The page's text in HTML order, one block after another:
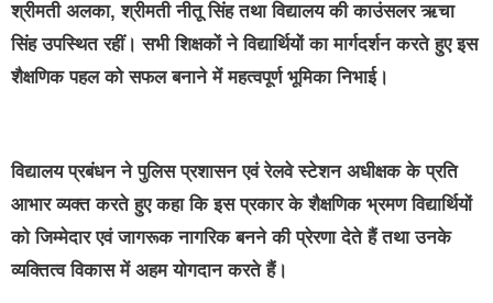
श्रीमती अलका, श्रीमती नीतू सिंह तथा विद्यालय की काउंसलर ऋचा
सिंह उपस्थित रहीं। सभी शिक्षकों ने विद्यार्थियों का मार्गदर्शन करते हुए इस
शैक्षणिक पहल को सफल बनाने में महत्वपूर्ण भूमिका निभाई।
विद्यालय प्रबंधन ने पुलिस प्रशासन एवं रेलवे स्टेशन अधीक्षक के प्रति
आभार व्यक्त करते हुए कहा कि इस प्रकार के शैक्षणिक भ्रमण विद्यार्थियों
को जिम्मेदार एवं जागरूक नागरिक बनने की प्रेरणा देते हैं तथा उनके
व्यक्तित्व विकास में अहम योगदान करते हैं।